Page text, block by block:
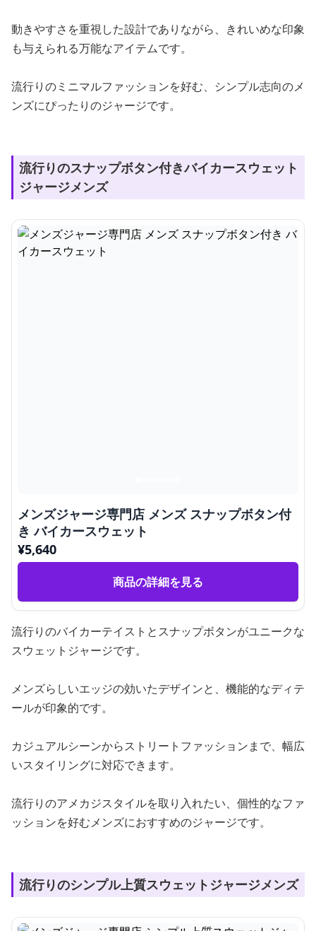
動きやすさを重視した設計でありながら、きれいめな印象
も与えられる万能なアイテムです。
流行りのミニマルファッションを好む、シンプル志向のメ
ンズにぴったりのジャージです。
流行りのスナップボタン付きバイカースウェット
ジャージメンズ
メンズジャージ専門店 メンズ スナップボタン付
き バイカースウェット
¥5,640
商品の詳細を見る
流行りのバイカーテイストとスナップボタンがユニークな
スウェットジャージです。
メンズらしいエッジの効いたデザインと、機能的なディテ
ールが印象的です。
カジュアルシーンからストリートファッションまで、幅広
いスタイリングに対応できます。
流行りのアメカジスタイルを取り入れたい、個性的なファ
ッションを好むメンズにおすすめのジャージです。
流行りのシンプル上質スウェットジャージメンズ